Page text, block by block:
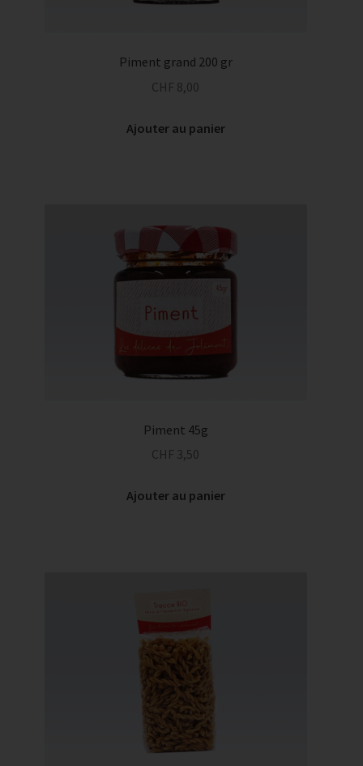
Piment grand 200 gr
CHF 8,00
Ajouter au panier
Piment 45g
CHF 3,50
Ajouter au panier